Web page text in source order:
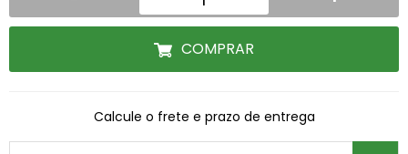
COMPRAR
Calcule o frete e prazo de entrega